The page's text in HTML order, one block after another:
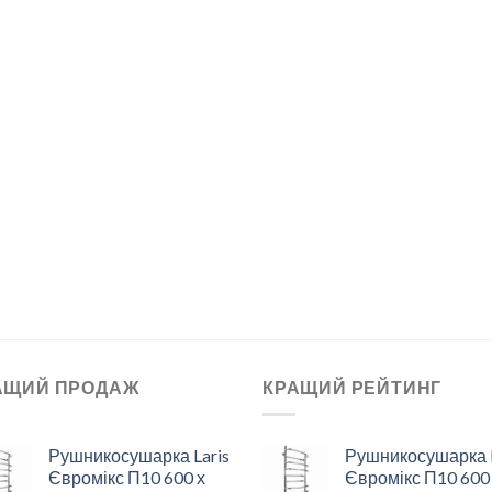
ПРОДАЖ
Рушникосушарка Laris
Євромікс П10 600 х
КРАЩИЙ РЕЙТИНГ
Рушникосушарка
Євромікс П10 600